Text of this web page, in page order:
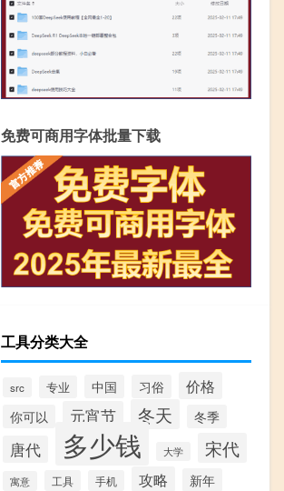
免费可商用字体批量下载
工具分类大全
src 专业 中国 习俗 价格
你可以 元宵节 冬天 冬季
唐代 多少钱 大学 宋代
寓意 工具 手机 攻略 新年